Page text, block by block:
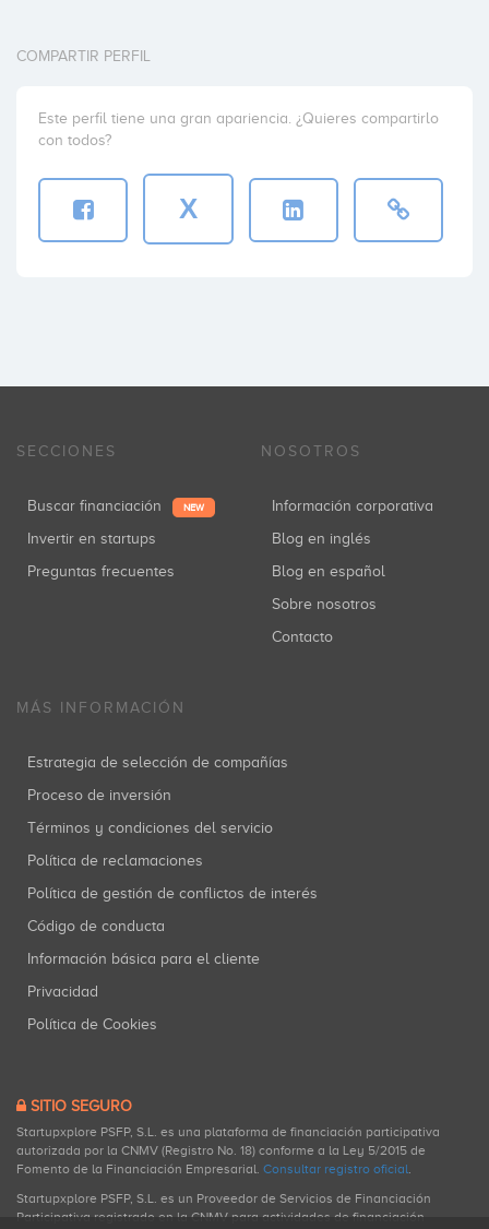
COMPARTIR PERFIL
Este perfil tiene una gran apariencia. ¿Quieres compartirlo
con todos?
X
SECCIONES
Buscar financiación NEW
Invertir en startups
Preguntas frecuentes
NOSOTROS
Información corporativa
Blog en inglés
Blog en español
Sobre nosotros
Contacto
MÁS INFORMACIÓN
Estrategia de selección de compañías
Proceso de inversión
Términos y condiciones del servicio
Política de reclamaciones
Política de gestión de conflictos de interés
Código de conducta
Información básica para el cliente
Privacidad
Política de Cookies
SITIO SEGURO
Startupxplore PSFP, S.L. es una plataforma de financiación participativa
autorizada por la CNMV (Registro No. 18) conforme a la Ley 5/2015 de
Fomento de la Financiación Empresarial. Consultar registro oficial.
Startupxplore PSFP, S.L. es un Proveedor de Servicios de Financiación
Participativa registrado en la CNMV para actividades de financiación